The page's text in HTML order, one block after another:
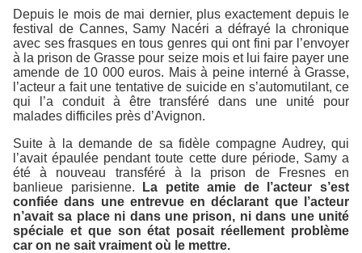
Depuis le mois de mai dernier, plus exactement depuis le
festival de Cannes, Samy Nacéri a défrayé la chronique
avec ses frasques en tous genres qui ont fini par l’envoyer
à la prison de Grasse pour seize mois et lui faire payer une
amende de 10 000 euros. Mais à peine interné à Grasse,
l’acteur a fait une tentative de suicide en s’automutilant, ce
qui l’a conduit à être transféré dans une unité pour
malades difficiles près d’Avignon.
Suite à la demande de sa fidèle compagne Audrey, qui
l’avait épaulée pendant toute cette dure période, Samy a
été à nouveau transféré à la prison de Fresnes en
banlieue parisienne.
La petite amie de l’acteur s’est
confiée dans une entrevue en déclarant que l’acteur
n’avait sa place ni dans une prison, ni dans une unité
spéciale et que son état posait réellement problème
car on ne sait vraiment où le mettre.